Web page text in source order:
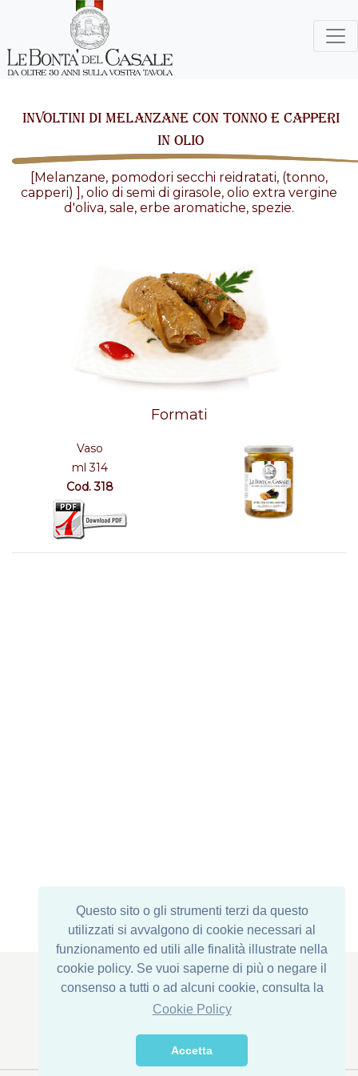
Questo sito o gli strumenti terzi da questo
utilizzati si avvalgono di cookie necessari al
funzionamento ed utili alle finalità illustrate nella
cookie policy. Se vuoi saperne di più o negare il
consenso a tutti o ad alcuni cookie, consulta la
Cookie Policy
Accetta
INVOLTINI DI MELANZANE CON TONNO E CAPPERI
IN OLIO
[Melanzane, pomodori secchi reidratati, (tonno,
capperi) ], olio di semi di girasole, olio extra vergine
d'oliva, sale, erbe aromatiche, spezie.
Formati
Vaso
ml 314
Cod. 318
Sede Legale : Via Corona di Ferro, 1
76015 Trinitapoli (BT) - ITALY